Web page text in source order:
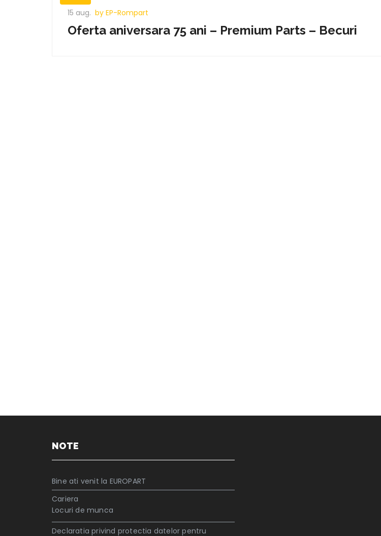
15 aug. by EP-Rompart
Oferta aniversara 75 ani – Premium Parts – Becuri
NOTE
Bine ati venit la EUROPART
Cariera
Locuri de munca
Declaratia privind protectia datelor pentru